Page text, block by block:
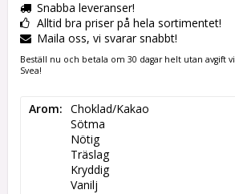
Snabba leveranser!
Alltid bra priser på hela sortimentet!
Maila oss, vi svarar snabbt!
Beställ nu och betala om 30 dagar helt utan avgift
Svea!
Arom
Choklad/Kakao
Sötma
Nötig
Träslag
Kryddig
Vanilj